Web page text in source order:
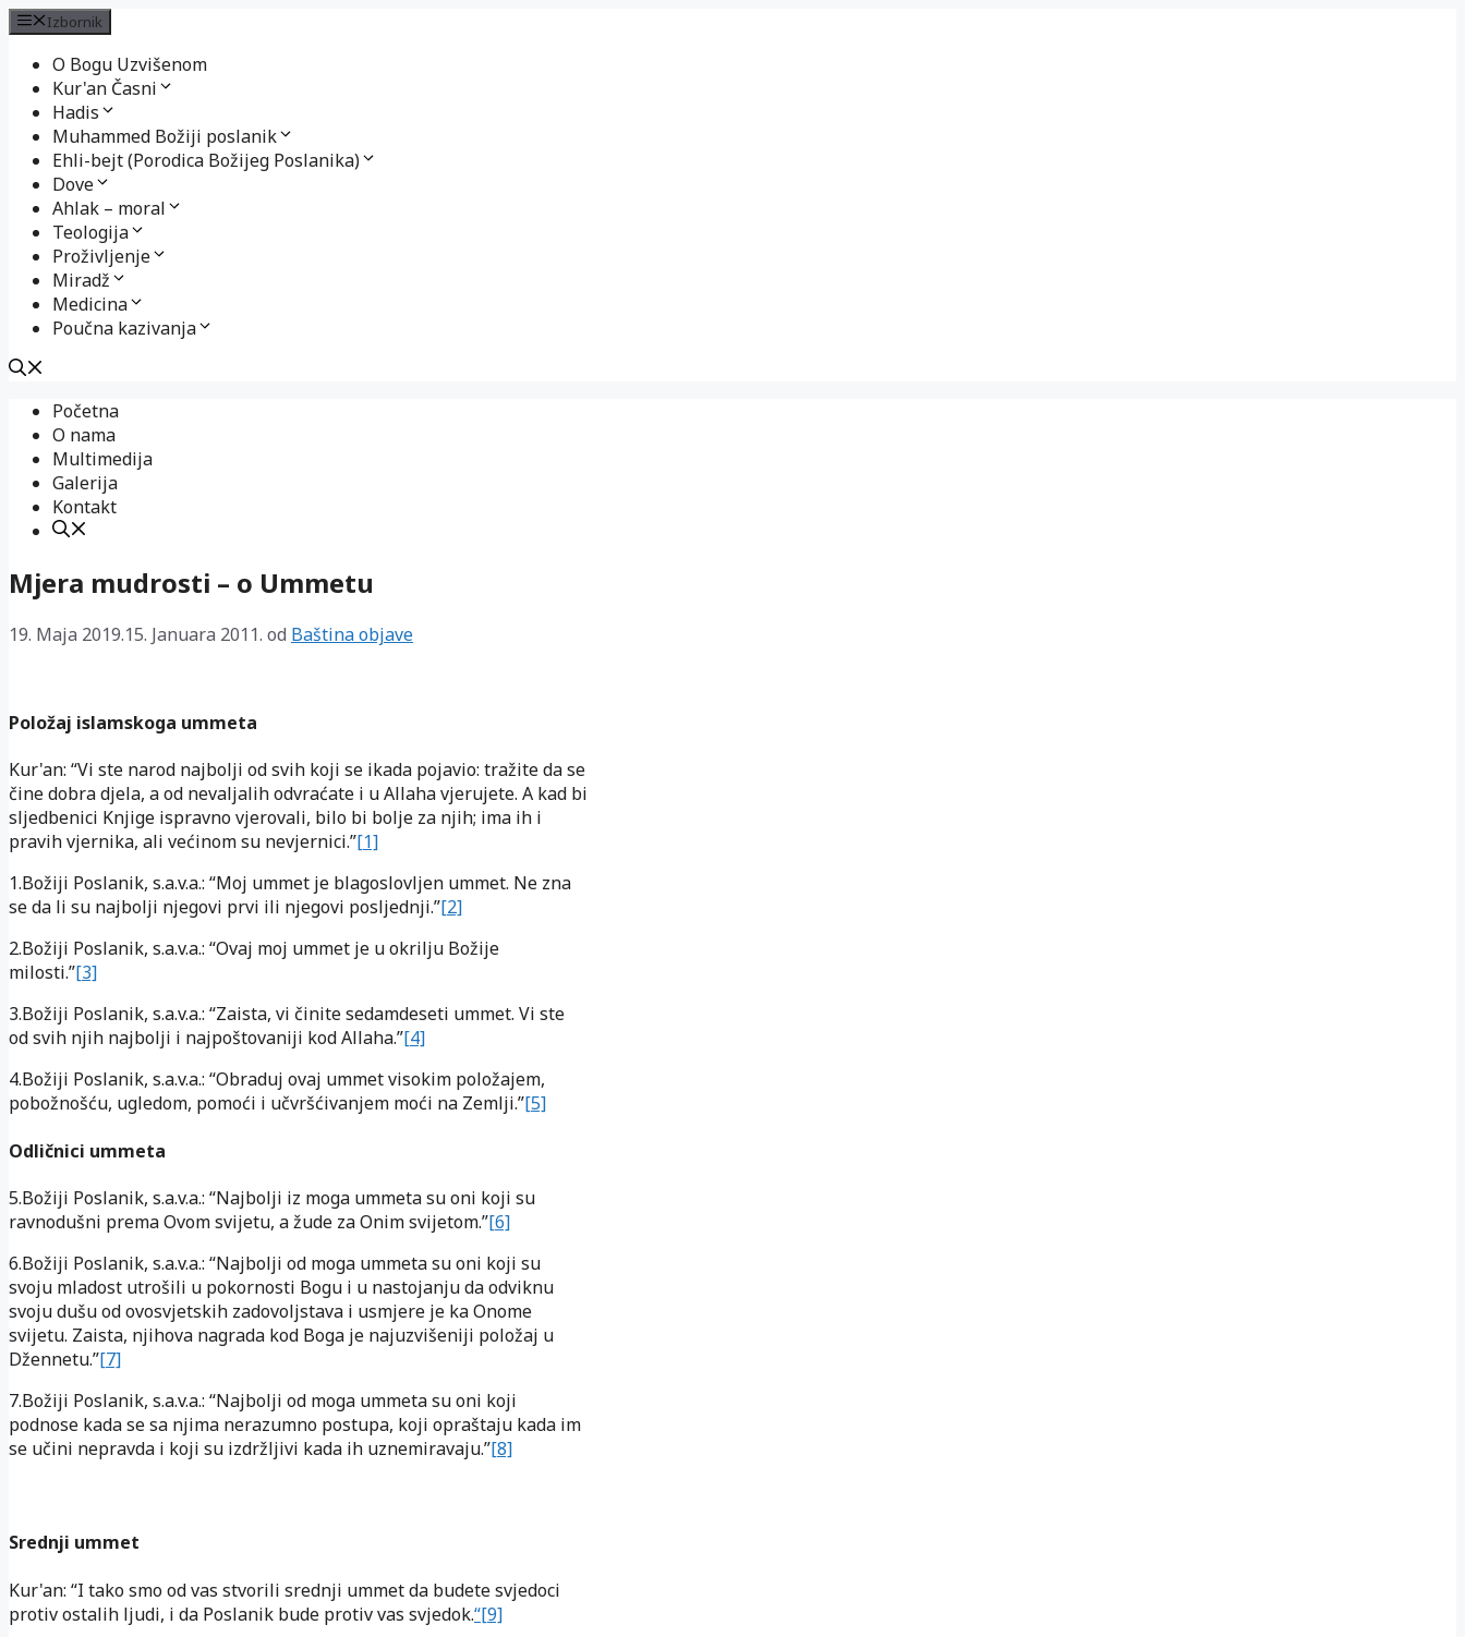
Izbornik
O Bogu Uzvišenom
Kur'an Časni
Hadis
Muhammed Božiji poslanik
Ehli-bejt (Porodica Božijeg Poslanika)
Dove
Ahlak – moral
Teologija
Proživljenje
Miradž
Medicina
Poučna kazivanja
sadržaj
Početna
O nama
Multimedija
Galerija
Kontakt
Mjera mudrosti – o Ummetu
19. Maja 2019.15. Januara 2011. od Baština objave
Položaj islamskoga ummeta
Kur'an: “Vi ste narod najbolji od svih koji se ikada pojavio: tražite da se
čine dobra djela, a od nevaljalih odvraćate i u Allaha vjerujete. A kad bi
sljedbenici Knjige ispravno vjerovali, bilo bi bolje za njih; ima ih i
pravih vjernika, ali većinom su nevjernici.”[1]
1.Božiji Poslanik, s.a.v.a.: “Moj ummet je blagoslovljen ummet. Ne zna
se da li su najbolji njegovi prvi ili njegovi posljednji.”[2]
2.Božiji Poslanik, s.a.v.a.: “Ovaj moj ummet je u okrilju Božije
milosti.”[3]
3.Božiji Poslanik, s.a.v.a.: “Zaista, vi činite sedamdeseti ummet. Vi ste
od svih njih najbolji i najpoštovaniji kod Allaha.”[4]
4.Božiji Poslanik, s.a.v.a.: “Obraduj ovaj ummet visokim položajem,
pobožnošću, ugledom, pomoći i učvršćivanjem moći na Zemlji.”[5]
Odličnici ummeta
5.Božiji Poslanik, s.a.v.a.: “Najbolji iz moga ummeta su oni koji su
ravnodušni prema Ovom svijetu, a žude za Onim svijetom.”[6]
6.Božiji Poslanik, s.a.v.a.: “Najbolji od moga ummeta su oni koji su
svoju mladost utrošili u pokornosti Bogu i u nastojanju da odviknu
svoju dušu od ovosvjetskih zadovoljstava i usmjere je ka Onome
svijetu. Zaista, njihova nagrada kod Boga je najuzvišeniji položaj u
Džennetu.”[7]
7.Božiji Poslanik, s.a.v.a.: “Najbolji od moga ummeta su oni koji
podnose kada se sa njima nerazumno postupa, koji opraštaju kada im
se učini nepravda i koji su izdržljivi kada ih uznemiravaju.”[8]
Srednji ummet
Kur'an: “I tako smo od vas stvorili srednji ummet da budete svjedoci
protiv ostalih ljudi, i da Poslanik bude protiv vas svjedok.“[9]